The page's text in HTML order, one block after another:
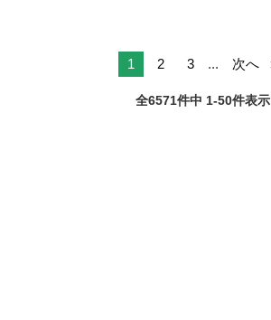
1 2 3 ... 次へ
全6571件中 1-50件表示